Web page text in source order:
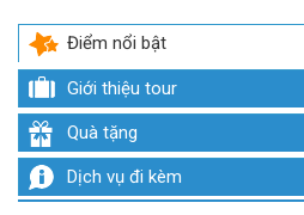
Điểm nổi bật
Giới thiệu tour
Quà tặng
Dịch vụ đi kèm